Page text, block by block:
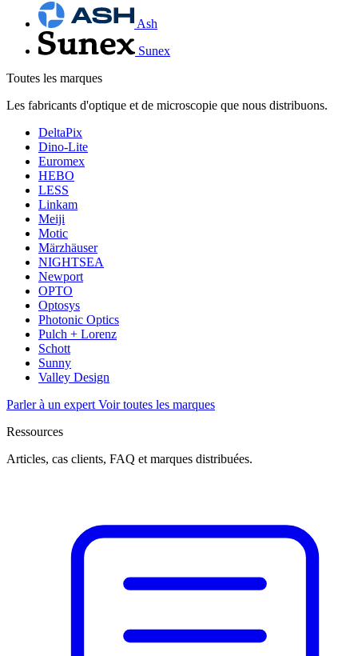
Ash
Sunex
Toutes les marques
Les fabricants d'optique et de microscopie que nous distribuons.
DeltaPix
Dino-Lite
Euromex
HEBO
LESS
Linkam
Meiji
Motic
Märzhäuser
NIGHTSEA
Newport
OPTO
Optosys
Photonic Optics
Pulch + Lorenz
Schott
Sunny
Valley Design
Parler à un expert Voir toutes les marques
Ressources
Articles, cas clients, FAQ et marques distribuées.